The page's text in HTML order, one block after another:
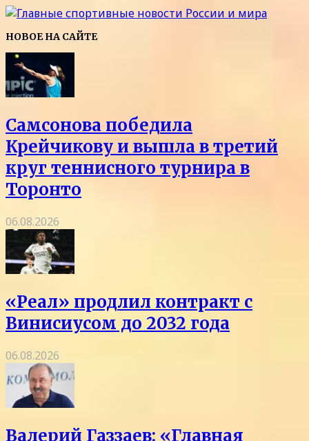
НОВОЕ НА САЙТЕ
Самсонова победила
Крейчикову и вышла в третий
круг теннисного турнира в
Торонто
06.08.2026
«Реал» продлил контракт с
Винисиусом до 2032 года
06.08.2026
Валерий Газзаев: «Главная